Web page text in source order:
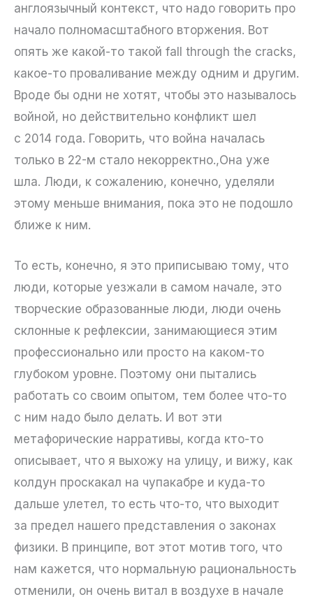
англоязычный контекст, что надо говорить про
начало полномасштабного вторжения. Вот
опять же какой-то такой fall through the cracks,
какое-то проваливание между одним и другим.
Вроде бы одни не хотят, чтобы это называлось
войной, но действительно конфликт шел
с 2014 года. Говорить, что война началась
только в 22-м стало некорректно.,Она уже
шла. Люди, к сожалению, конечно, уделяли
этому меньше внимания, пока это не подошло
ближе к ним.
То есть, конечно, я это приписываю тому, что
люди, которые уезжали в самом начале, это
творческие образованные люди, люди очень
склонные к рефлексии, занимающиеся этим
профессионально или просто на каком-то
глубоком уровне. Поэтому они пытались
работать со своим опытом, тем более что-то
с ним надо было делать. И вот эти
метафорические нарративы, когда кто-то
описывает, что я выхожу на улицу, и вижу, как
колдун проскакал на чупакабре и куда-то
дальше улетел, то есть что-то, что выходит
за предел нашего представления о законах
физики. В принципе, вот этот мотив того, что
нам кажется, что нормальную рациональность
отменили, он очень витал в воздухе в начале